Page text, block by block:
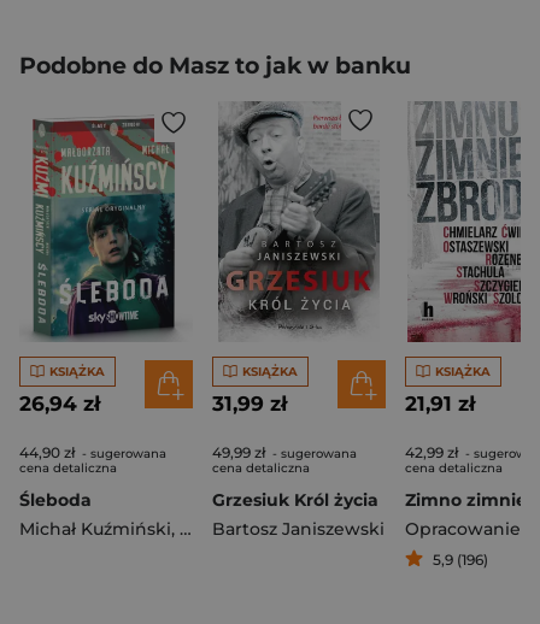
Podobne do Masz to jak w banku
KSIĄŻKA
26,94 zł
44,90 zł - sugerowana
cena detaliczna
Śleboda
Michał Kuźmiński, Małgorzata Kuźmińska
KSIĄŻKA
31,99 zł
49,99 zł - sugerowana
cena detaliczna
Grzesiuk Król życia
Bartosz Janiszewski
KSIĄŻKA
21,91 zł
42,99 zł -
cena detaliczna
5,9 (196)